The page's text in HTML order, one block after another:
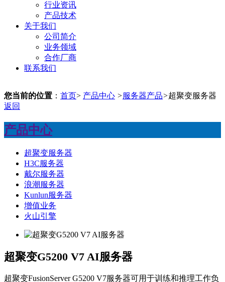
行业资讯
产品技术
关于我们
公司简介
业务领域
合作厂商
联系我们
您当前的位置 ： 首页> 产品中心 >服务器产品>超聚变服务器
返回
产品中心
超聚变服务器
H3C服务器
戴尔服务器
浪潮服务器
Kunlun服务器
增值业务
火山引擎
超聚变G5200 V7 AI服务器
超聚变FusionServer G5200 V7服务器可用于训练和推理工作负